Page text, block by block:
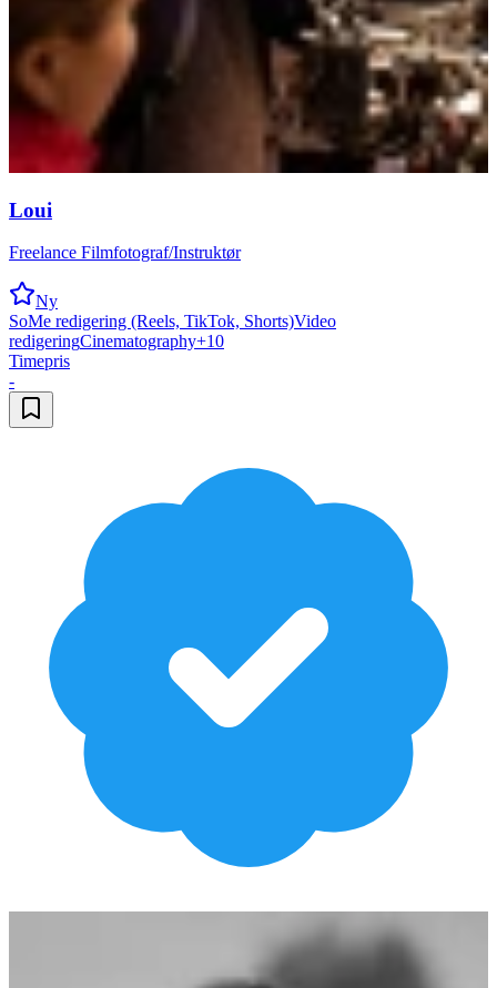
Loui
Freelance Filmfotograf/Instruktør
Ny
SoMe redigering (Reels, TikTok, Shorts)Video
redigeringCinematography+10
Timepris
-